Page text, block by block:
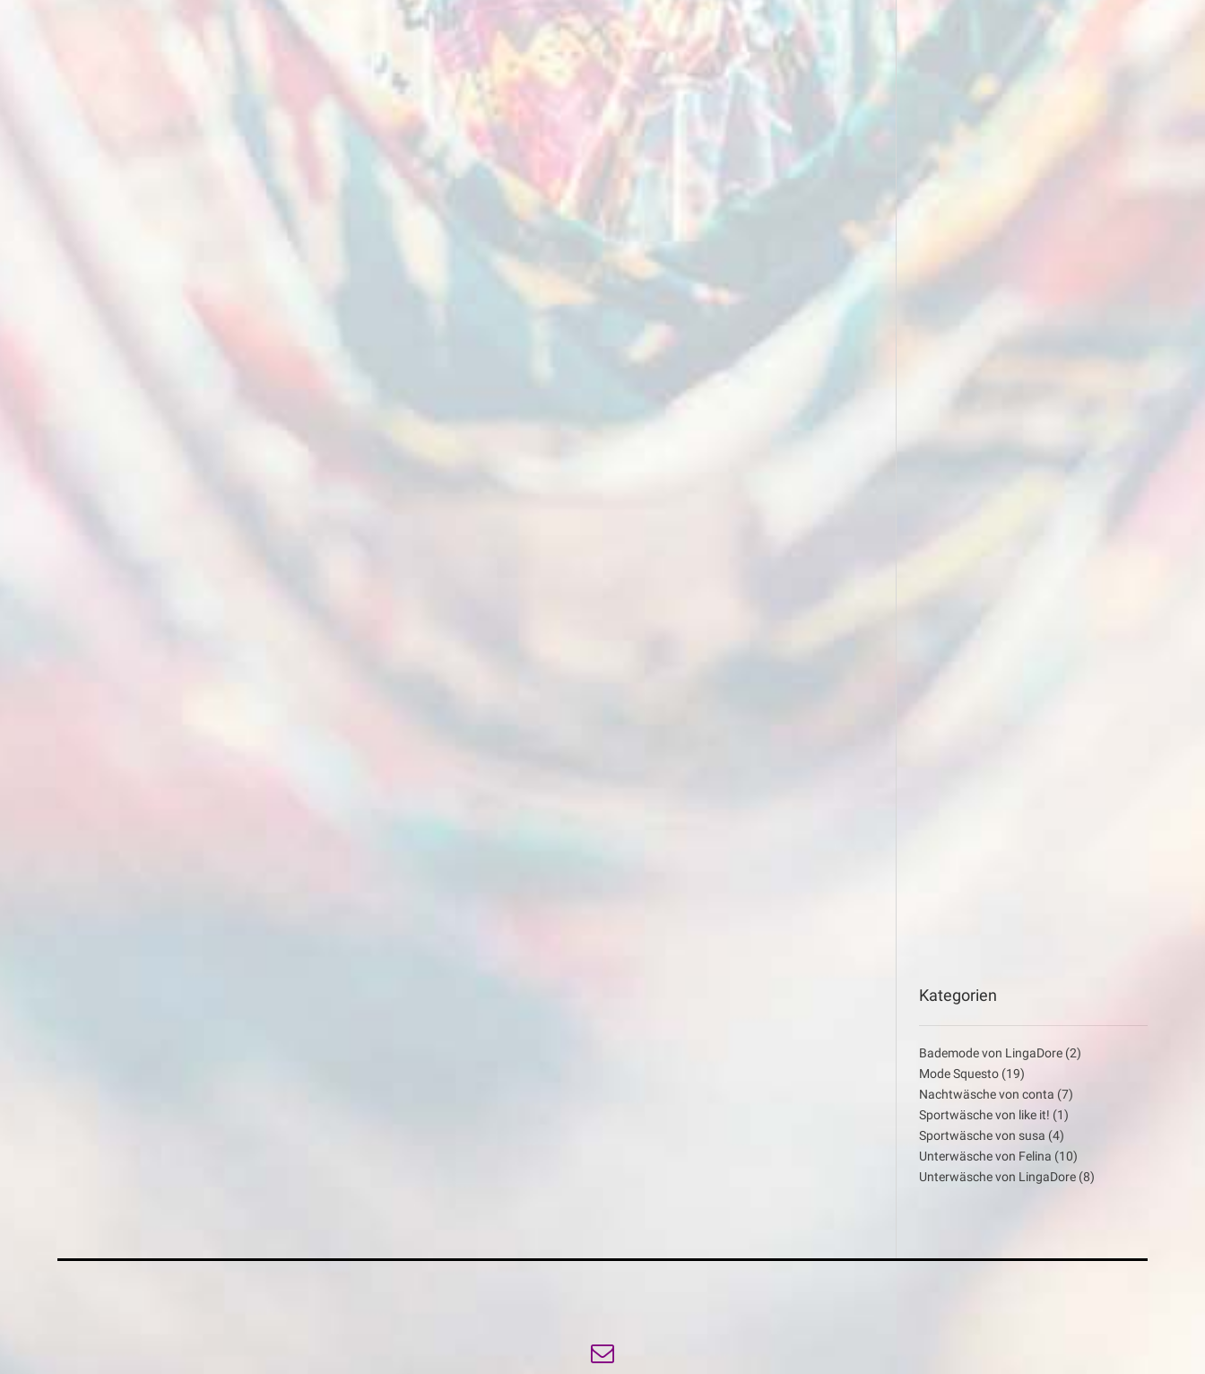
Kategorien
Bademode von LingaDore (2)
Mode Squesto (19)
Nachtwäsche von conta (7)
Sportwäsche von like it! (1)
Sportwäsche von susa (4)
Unterwäsche von Felina (10)
Unterwäsche von LingaDore (8)